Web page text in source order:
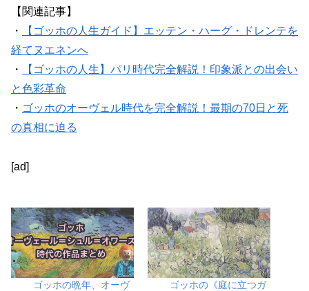
【関連記事】
・
【ゴッホの人生ガイド】エッテン・ハーグ・ドレンテを
経てヌエネンへ
・
【ゴッホの人生】パリ時代完全解説！印象派との出会い
と色彩革命
・ ゴッホのオーヴェル時代を完全解説！最期の70日と死
の真相に迫る
[ad]
ゴッホの晩年、オーヴ
ゴッホの《庭に立つガ